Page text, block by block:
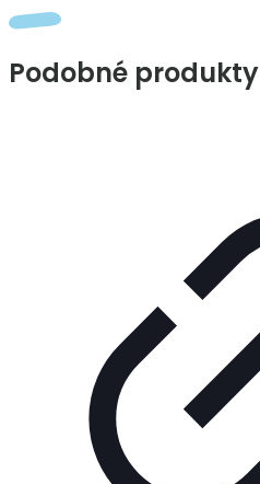
Podobné produkty